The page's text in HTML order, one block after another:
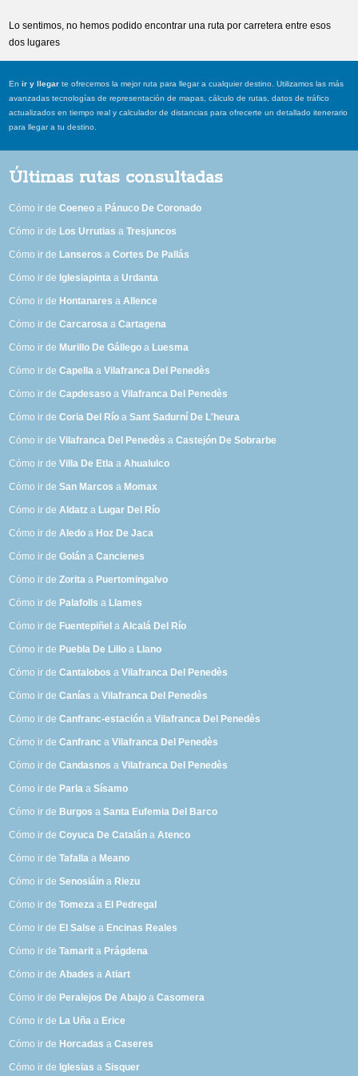
Lo sentimos, no hemos podido encontrar una ruta por carretera entre esos
dos lugares
Enir y llegar te ofrecemos la mejor ruta para llegar a cualquier destino. Utilizamos las más
avanzadas tecnologías de representación de mapas, cálculo de rutas, datos de tráfico
actualizados en tiempo real y calculador de distancias para ofrecerte un detallado itenerario
para llegar a tu destino.
Últimas rutas consultadas
Cómo ir deCoeneo a Pánuco De Coronado
Cómo ir de Los Urrutias aTresjuncos
Cómo ir de Lanseros aCortes De Pallás
Cómo ir de Iglesiapinta aUrdanta
Cómo ir de Hontanares aAllence
Cómo ir deCarcarosa aCartagena
Cómo ir de Murillo De Gállego a Luesma
Cómo ir deCapella aVilafranca Del Penedès
Cómo ir deCapdesaso aVilafranca Del Penedès
Cómo ir deCoria Del Río aSant Sadurní De L'heura
Cómo ir deVilafranca Del Penedès aCastejón De Sobrarbe
Cómo ir deVilla De Etla aAhualulco
Cómo ir deSan Marcos a Momax
Cómo ir deAldatz a Lugar Del Río
Cómo ir deAledo a Hoz De Jaca
Cómo ir deGolán aCancienes
Cómo ir deZorita a Puertomingalvo
Cómo ir de Palafolls a Llames
Cómo ir de Fuentepiñel aAlcalá Del Río
Cómo ir de Puebla De Lillo a Llano
Cómo ir deCantalobos aVilafranca Del Penedès
Cómo ir deCanías aVilafranca Del Penedès
Cómo ir deCanfranc-estación aVilafranca Del Penedès
Cómo ir deCanfranc aVilafranca Del Penedès
Cómo ir deCandasnos aVilafranca Del Penedès
Cómo ir de Parla aSísamo
Cómo ir de Burgos aSanta Eufemia Del Barco
Cómo ir deCoyuca De Catalán aAtenco
Cómo ir deTafalla a Meano
Cómo ir deSenosiáin a Riezu
Cómo ir deTomeza a El Pedregal
Cómo ir de El Salse a Encinas Reales
Cómo ir deTamarit a Prágdena
Cómo ir deAbades aAtiart
Cómo ir de Peralejos De Abajo aCasomera
Cómo ir de La Uña a Erice
Cómo ir de Horcadas aCaseres
Cómo ir de Iglesias aSisquer